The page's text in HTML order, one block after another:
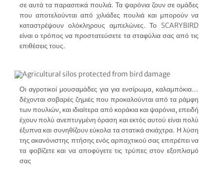
σε αυτά τα παρασιτικά πουλιά. Τα ψαρόνια ζουν σε ομάδες
που αποτελούνται από χιλιάδες πουλιά και μπορούν να
καταστρέψουν ολόκληρους αμπελώνες. Το SCARYBIRD
είναι ο τρόπος να προστατεύσετε τα σταφύλια σας από τις
επιθέσεις τους.
Οι αγροτικοί μουσαμάδες για για ενσίρωμα, καλαμπόκια…
δέχονται σοβαρές ζημιές που προκαλούνται από τα ράμφη
των πουλιών, και ιδιαίτερα από κοράκια και ψαρόνια, επειδή
έχουν πολύ ανεπτυγμένη όραση και εκτός αυτού είναι πολύ
έξυπνα και συνηθίζουν εύκολα τα στατικά σκιάχτρα. Η λύση
της ακανόνιστης πτήσης ενός αρπαχτικού σας επιτρέπει να
τα φοβίζετε και να αποφύγετε τις τρύπες στον εξοπλισμό
σας